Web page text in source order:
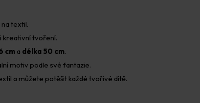
textil.
kreativní tvoření.
cm a délka 50 cm.
motiv podle své fantazie.
a můžete potěšit každé tvořivé dítě.